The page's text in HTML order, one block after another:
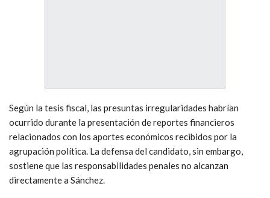
Según la tesis fiscal, las presuntas irregularidades habrían
ocurrido durante la presentación de reportes financieros
relacionados con los aportes económicos recibidos por la
agrupación política. La defensa del candidato, sin embargo,
sostiene que las responsabilidades penales no alcanzan
directamente a Sánchez.